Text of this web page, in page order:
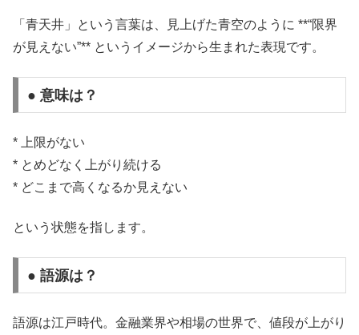
「青天井」という言葉は、見上げた青空のように **“限界
が見えない”** というイメージから生まれた表現です。
● 意味は？
* 上限がない
* とめどなく上がり続ける
* どこまで高くなるか見えない
という状態を指します。
● 語源は？
語源は江戸時代。金融業界や相場の世界で、値段が上がり